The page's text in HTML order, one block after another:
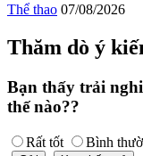
Thể thao 07/08/2026
Thăm dò ý
Bạn thấy trải
thế nào??
Rất tốt Bình